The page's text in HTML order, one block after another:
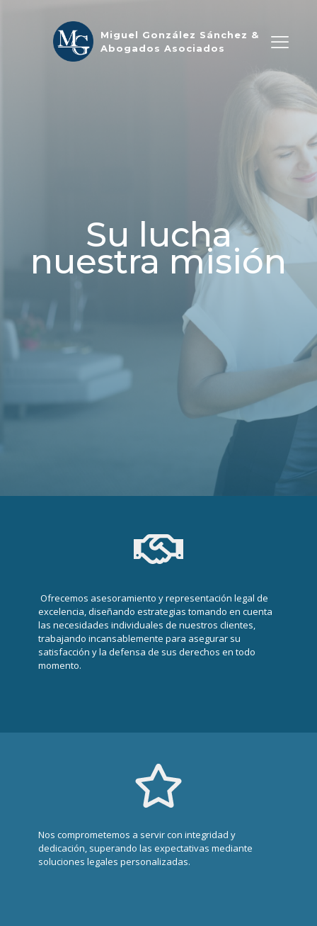
Miguel González Sánchez &
Abogados Asociados
Su lucha
nuestra misión​
Ofrecemos asesoramiento y representación legal de
excelencia, diseñando estrategias tomando en cuenta
las necesidades individuales de nuestros clientes,
trabajando incansablemente para asegurar su
satisfacción y la defensa de sus derechos en todo
momento.
Nos comprometemos a servir con integridad y
dedicación, superando las expectativas mediante
soluciones legales personalizadas.